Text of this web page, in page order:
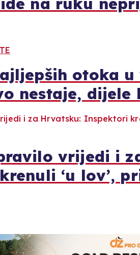
otoka
nestaje, dijele
vrijedi i
‘u lov’,